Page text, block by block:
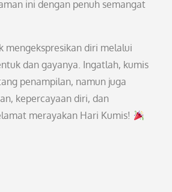
ini dengan penuh semangat
mengekspresikan diri melalui
dan gayanya. Ingatlah, kumis
penampilan, namun juga
kepercayaan diri, dan
merayakan Hari Kumis!